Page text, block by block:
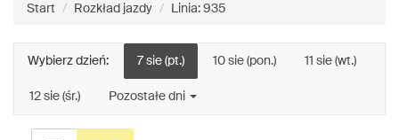
Start Rozkład jazdy Linia: 935
Wybierz dzień: 7 sie (pt.) 10 sie (pon.) 11 sie (wt.)
12 sie (śr.) Pozostałe dni